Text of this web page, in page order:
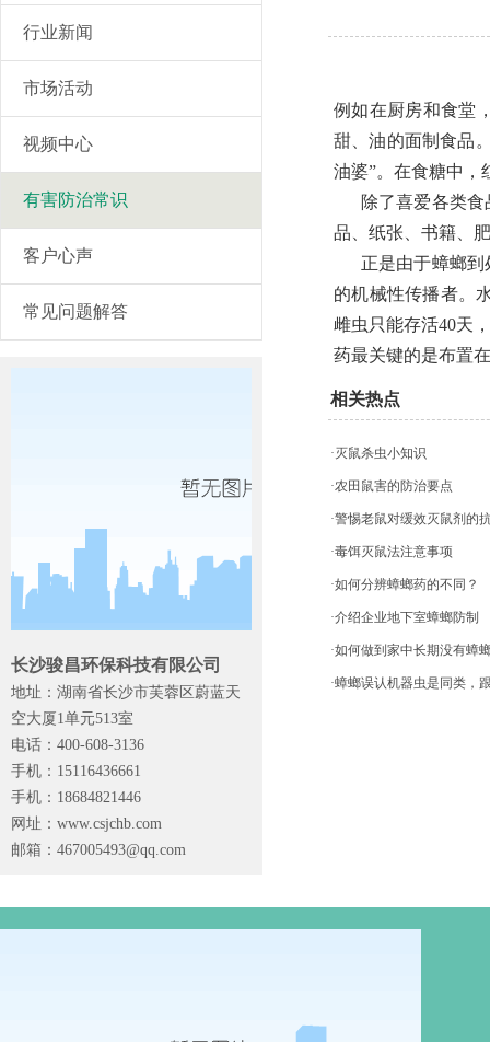
行业新闻
市场活动
视频中心
有害防治常识
客户心声
常见问题解答
长沙骏昌环保科技有限公司
地址：湖南省长沙市芙蓉区蔚蓝天
空大厦1单元513室
电话：400-608-3136
手机：15116436661
手机：18684821446
网址：www.csjchb.com
邮箱： 467005493@qq.com
例如在厨房和食堂
甜、油的面制食品
油婆”。在食糖中，
除了喜爱各类食
品、纸张、书籍、
正是由于蟑螂到
的机械性传播者。
雌虫只能存活40天
药最关键的是布置
相关热点
·灭鼠杀虫小知识
·农田鼠害的防治要点
·警惕老鼠对缓效灭鼠剂的
·毒饵灭鼠法注意事项
·如何分辨蟑螂药的不同？
·介绍企业地下室蟑螂防制
·如何做到家中长期没有蟑
·蟑螂误认机器虫是同类，